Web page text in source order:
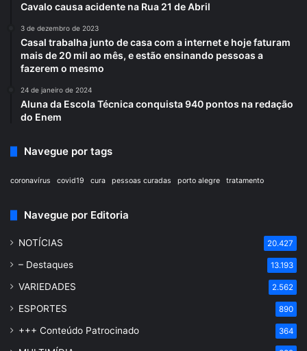
Cavalo causa acidente na Rua 21 de Abril
3 de dezembro de 2023
Casal trabalha junto de casa com a internet e hoje faturam
mais de 20 mil ao mês, e estão ensinando pessoas a
fazerem o mesmo
24 de janeiro de 2024
Aluna da Escola Técnica conquista 940 pontos na redação
do Enem
Navegue por tags
coronavírus covid19 cura pessoas curadas porto alegre tratamento
Navegue por Editoria
NOTÍCIAS 20.427
– Destaques 13.193
VARIEDADES 2.562
ESPORTES 890
+++ Conteúdo Patrocinado 364